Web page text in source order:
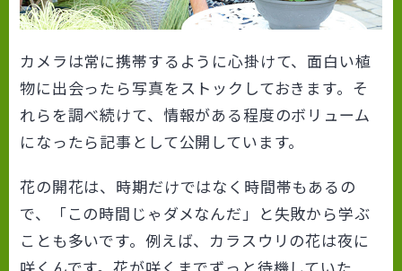
カメラは常に携帯するように心掛けて、面白い植
物に出会ったら写真をストックしておきます。そ
れらを調べ続けて、情報がある程度のボリューム
になったら記事として公開しています。
花の開花は、時期だけではなく時間帯もあるの
で、「この時間じゃダメなんだ」と失敗から学ぶ
ことも多いです。例えば、カラスウリの花は夜に